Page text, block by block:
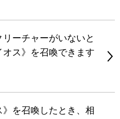
ーチャーがいないと
ス》を召喚できます
》を召喚したとき、相